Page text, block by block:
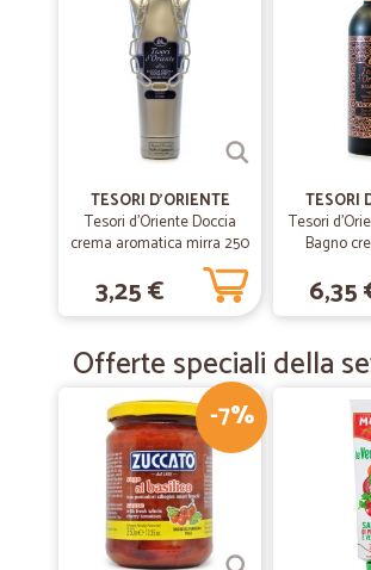
TESORI D'ORIENTE
Tesori d'Oriente Doccia
crema aromatica mirra 250
3,25 €
TESORI
Tesori
Bagno
6,35
Offerte speciali della
-7%